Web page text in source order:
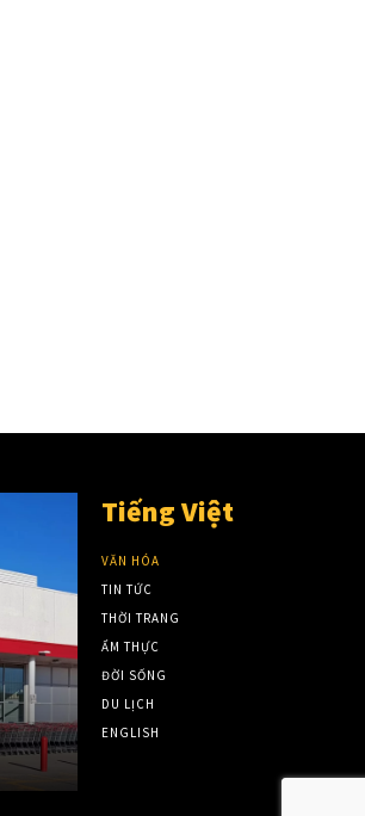
How the remnants of
Tiếng Việt
VĂN HÓA
TIN TỨC
THỜI TRANG
ẨM THỰC
ĐỜI SỐNG
DU LỊCH
ENGLISH